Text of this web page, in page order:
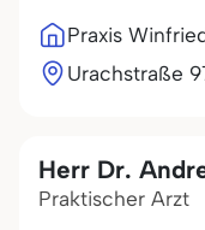
Praxis
Urachstraße 9
Herr Dr.
Praktischer Arzt